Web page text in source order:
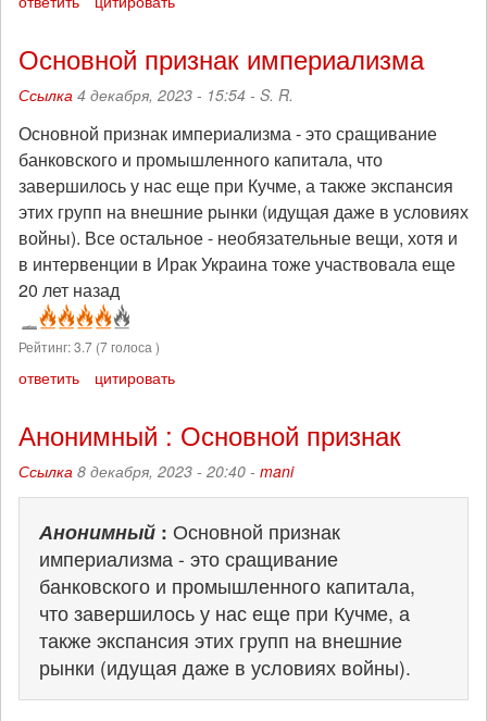
Основной признак империализма
Ссылка 4 декабря, 2023 - 15:54 - S. R.
Основной признак империализма - это сращивание
банковского и промышленного капитала, что
завершилось у нас еще при Кучме, а также экспансия
этих групп на внешние рынки (идущая даже в условиях
войны). Все остальное - необязательные вещи, хотя и
в интервенции в Ирак Украина тоже участвовала еще
20 лет назад
Рейтинг:3.7 (7голоса )
ответить цитировать
Анонимный : Основной признак
Ссылка 8 декабря, 2023 - 20:40 - mani
Анонимный: Основной признак
империализма - это сращивание
банковского и промышленного капитала,
что завершилось у нас еще при Кучме, а
также экспансия этих групп на внешние
рынки (идущая даже в условиях войны).